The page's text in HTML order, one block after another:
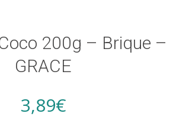
200g – Brique –
GRACE
3,89€